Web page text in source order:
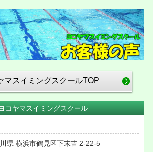
マスイミングスクールTOP
ヨコヤマスイミングスクール
県 横浜市鶴見区下末吉 2-22-5